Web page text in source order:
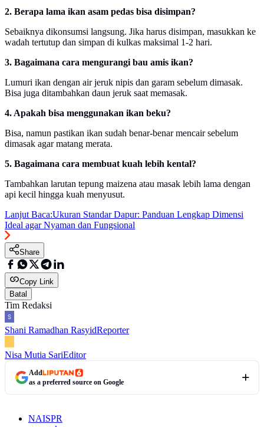
2. Berapa lama ikan asam pedas bisa disimpan?
Sebaiknya dikonsumsi langsung. Jika harus disimpan, masukkan ke
wadah tertutup dan simpan di kulkas maksimal 1-2 hari.
3. Bagaimana cara mengurangi bau amis ikan?
Lumuri ikan dengan air jeruk nipis dan garam sebelum dimasak.
Bisa juga ditambahkan daun jeruk saat memasak.
4. Apakah bisa menggunakan ikan beku?
Bisa, namun pastikan ikan sudah benar-benar mencair sebelum
dimasak agar matang merata.
5. Bagaimana cara membuat kuah lebih kental?
Tambahkan larutan tepung maizena atau masak lebih lama dengan
api kecil hingga kuah menyusut.
Lanjut Baca:Ukuran Standar Dapur: Panduan Lengkap Dimensi
Ideal agar Nyaman dan Fungsional
Share
Copy Link
Batal
Tim Redaksi
Shani Ramadhan RasyidReporter
Nisa Mutia SariEditor
Add
as a preferred source on Google
NAISPR